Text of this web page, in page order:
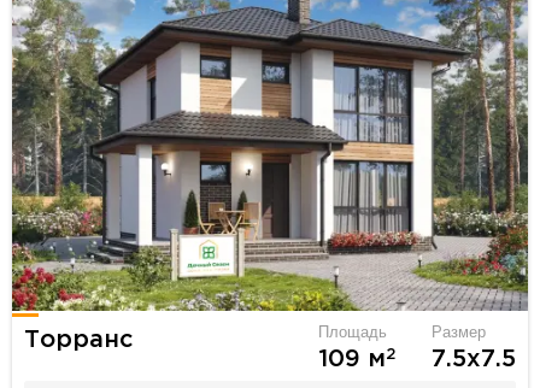
Торранс Площадь
109 м2
Размер
7.5х7.5